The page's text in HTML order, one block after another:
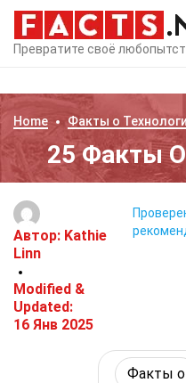
Превратите своё
Home Факты о
25 Факты
Автор: Kathie
Linn
Modified &
Updated:
16 Янв 2025
Факты о